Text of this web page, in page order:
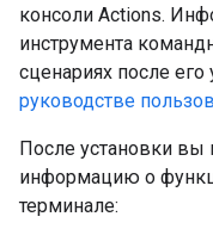
консоли Actions.
инструмента
сценариях после его
руководстве
После установки
информацию о
терминале: